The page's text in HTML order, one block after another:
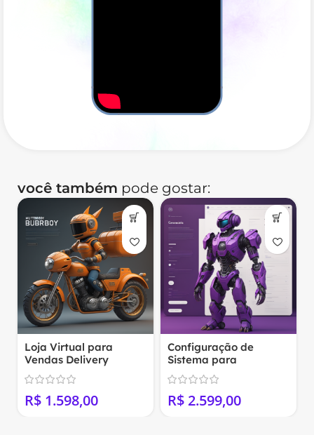
você também pode gostar:
Loja Virtual para
Vendas Delivery
(Woocommerce)
R$
Configuração de
Sistema para
Marketing Multinível
(WordPress+Woocomm
erce)
R$